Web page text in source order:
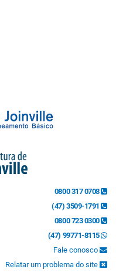
0800 317 0708
(47) 3509-1791
0800 723 0300
(47) 99771-8115
Fale conosco
Relatar um problema do site